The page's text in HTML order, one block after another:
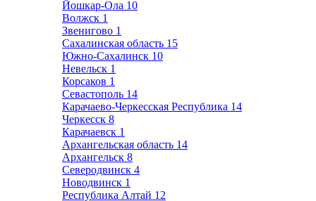
Йошкар-Ола 10
Волжск 1
Звенигово 1
Сахалинская область 15
Южно-Сахалинск 10
Невельск 1
Корсаков 1
Севастополь 14
Карачаево-Черкесская Республика 14
Черкесск 8
Карачаевск 1
Архангельская область 14
Архангельск 8
Северодвинск 4
Новодвинск 1
Республика Алтай 12